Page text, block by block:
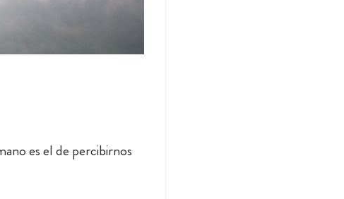
es el de percibirnos